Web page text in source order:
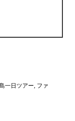
一日ツアー ファ